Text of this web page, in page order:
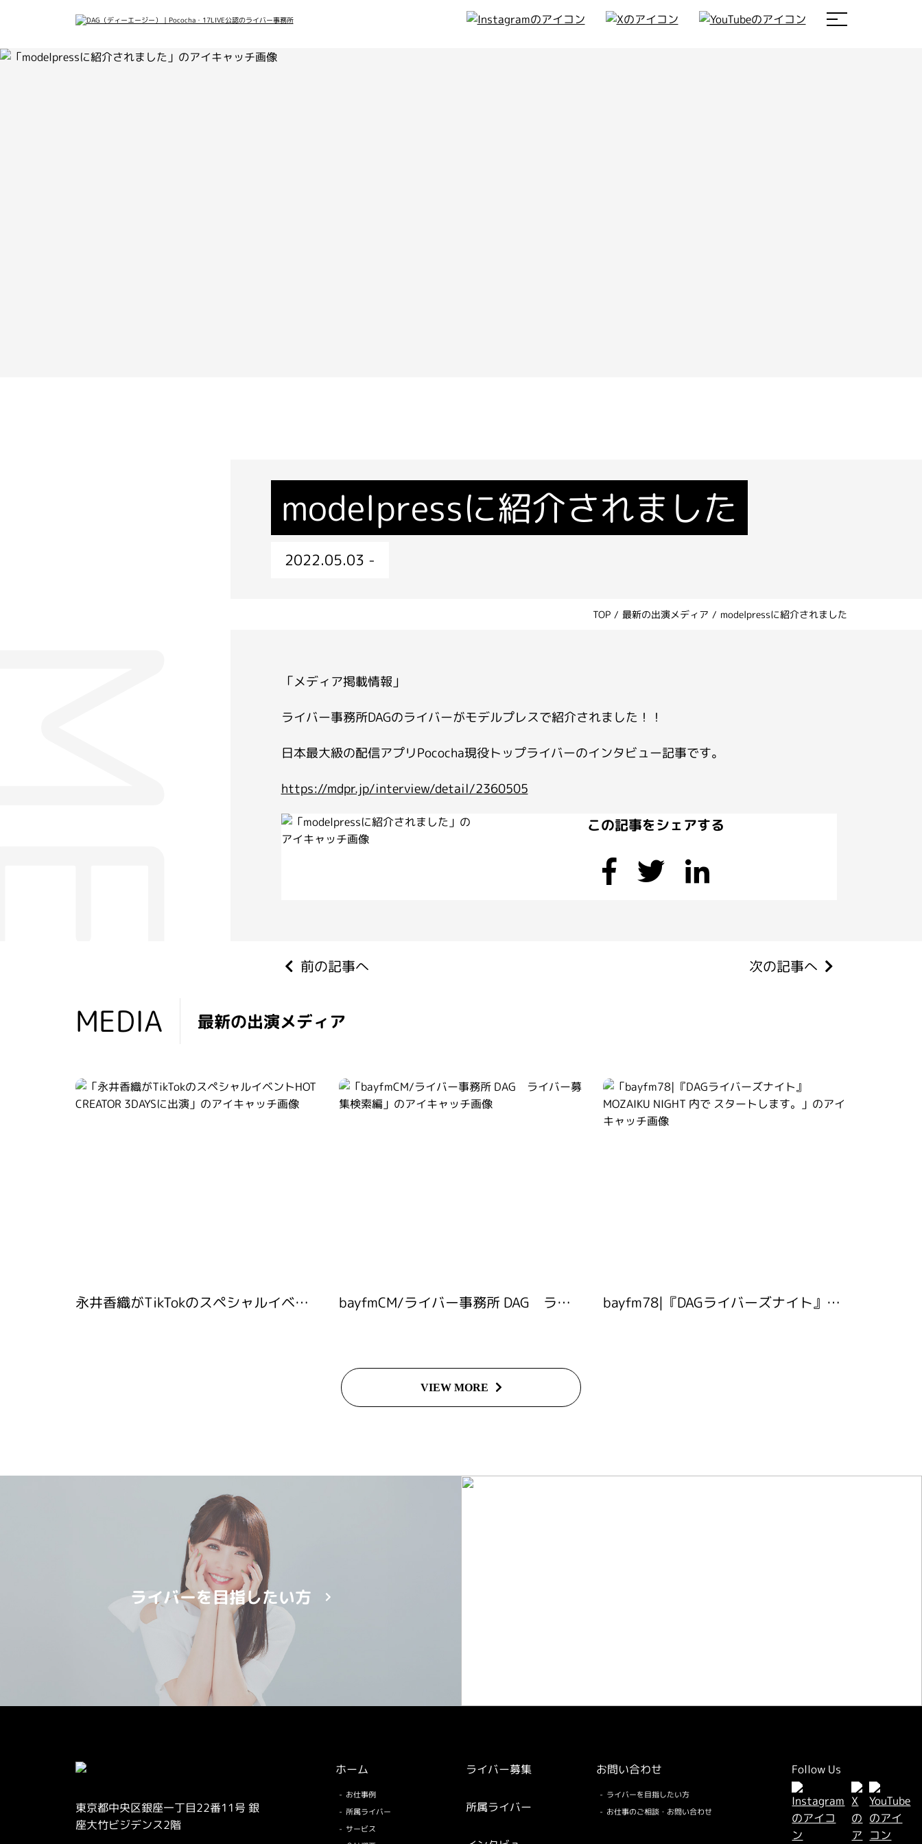
会社概要
メディア
modelpressに紹介されました
2022.05.03 -
TOP / 最新の出演メディア / modelpressに紹介されました
「メディア掲載情報」
ライバー事務所DAGのライバーがモデルプレスで紹介されました！！
日本最大級の配信アプリPococha現役トップライバーのインタビュー記事です。
https://mdpr.jp/interview/detail/2360505
この記事をシェアする
前の記事へ 次の記事へ
MEDIA 最新の出演メディア
永井香織がTikTokのスペシャルイベントHOT CREATOR 3DAYSに出演 bayfmCM/ライバー事務所 DAG ライバー募集検索編 bayfm78|『DAGライバーズナイト』 MOZAIKU NIGHT 内で スタートします。
VIEW MORE
ライバーを目指したい方
東京都中央区銀座一丁目22番11号 銀
座大竹ビジデンス2階
ホーム
お仕事例
所属ライバー
サービス
ライバー募集
所属ライバー
お問い合わせ
ライバーを目指したい方
お仕事のご相談・お問い合わせ
Follow Us